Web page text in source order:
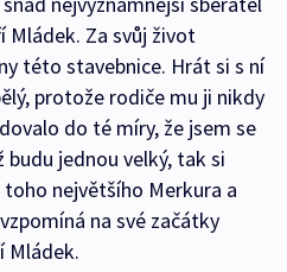
Za svůj život
této stavebnice. Hrát si s ní
protože rodiče mu ji nikdy
do té míry, že jsem se
jednou velký, tak si
největšího Merkura a
na své začátky
Mládek.